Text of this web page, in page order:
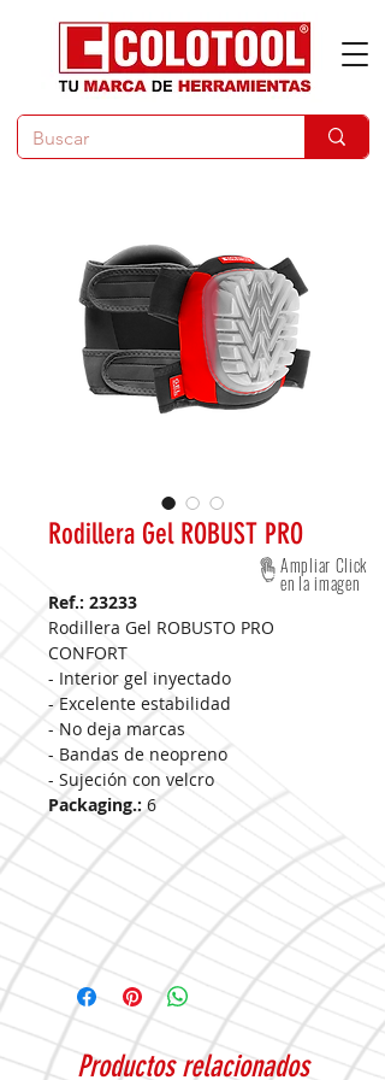
Rodillera Gel ROBUST PRO
Ref.: 23233
Rodillera Gel ROBUSTO PRO
CONFORT
- Interior gel inyectado
- Excelente estabilidad
- No deja marcas
- Bandas de neopreno
- Sujeción con velcro
Packaging.:6
Ampliar Click
en la imagen
Productos relacionados